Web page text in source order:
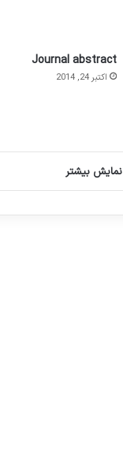
Journal abstract
اکتبر 24, 2014
نمایش بیشتر